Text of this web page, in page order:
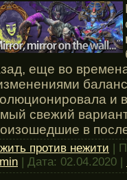
еще во
и
свежий
в
против нежити |
| Дата: 02.04.2020 |